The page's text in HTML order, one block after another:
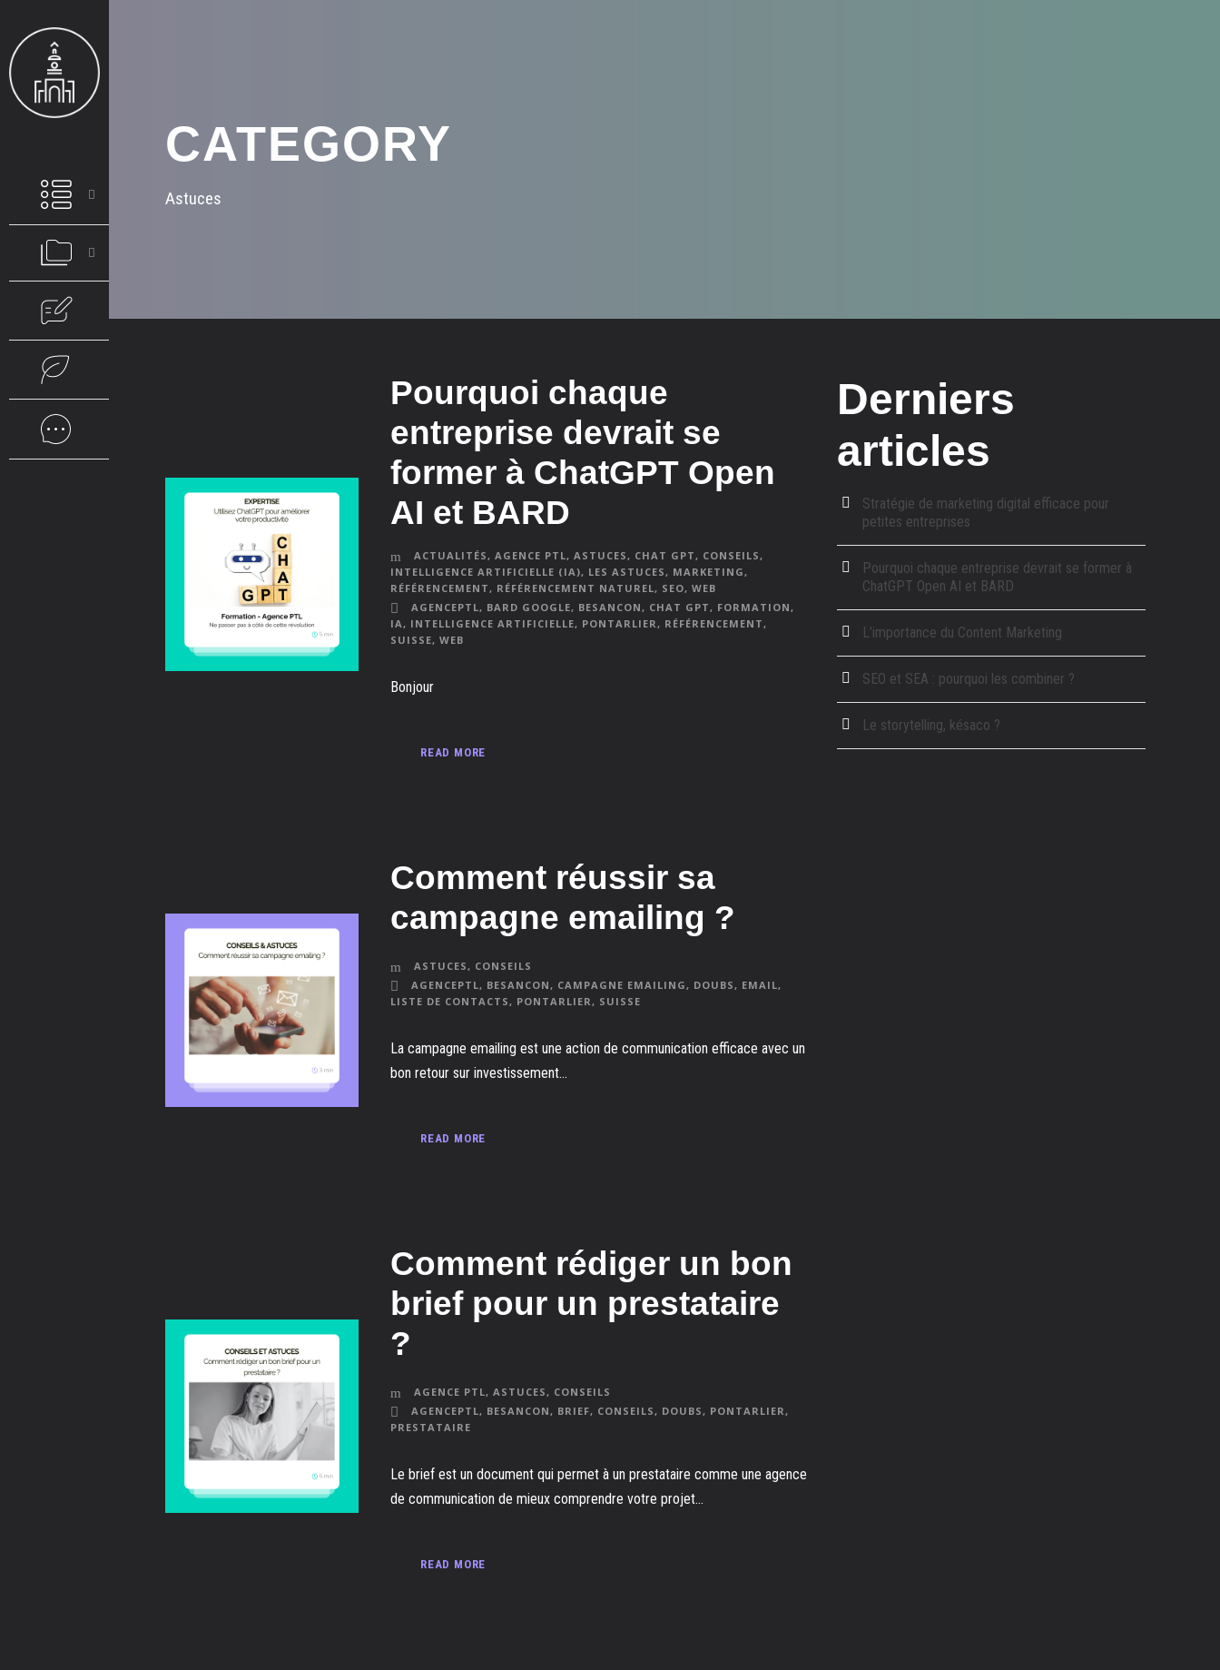
CATEGORY
Astuces
Pourquoi chaque
entreprise devrait se
former à ChatGPT Open
AI et BARD
ACTUALITÉS, AGENCE PTL, ASTUCES, CHAT GPT, CONSEILS,
INTELLIGENCE ARTIFICIELLE (IA), LES ASTUCES, MARKETING,
RÉFÉRENCEMENT, RÉFÉRENCEMENT NATUREL, SEO, WEB
AGENCEPTL, BARD GOOGLE, BESANCON, CHAT GPT, FORMATION,
IA, INTELLIGENCE ARTIFICIELLE, PONTARLIER, RÉFÉRENCEMENT,
SUISSE, WEB
Bonjour
READ MORE
Comment réussir sa
campagne emailing ?
ASTUCES, CONSEILS
AGENCEPTL, BESANCON, CAMPAGNE EMAILING, DOUBS, EMAIL,
LISTE DE CONTACTS, PONTARLIER, SUISSE
La campagne emailing est une action de communication efficace avec un
bon retour sur investissement...
READ MORE
Comment rédiger un bon
brief pour un prestataire
?
AGENCE PTL, ASTUCES, CONSEILS
AGENCEPTL, BESANCON, BRIEF, CONSEILS, DOUBS, PONTARLIER,
PRESTATAIRE
Le brief est un document qui permet à un prestataire comme une agence
de communication de mieux comprendre votre projet...
READ MORE
Derniers
articles
Stratégie de marketing digital efficace pour
petites entreprises
Pourquoi chaque entreprise devrait se former à
ChatGPT Open AI et BARD
L’importance du Content Marketing
SEO et SEA : pourquoi les combiner ?
Le storytelling, késaco ?